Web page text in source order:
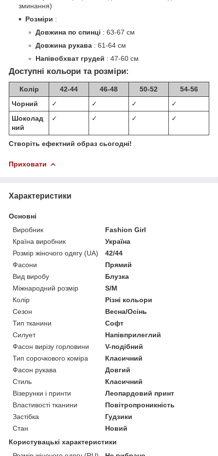
зминання)
Розміри :
Довжина по спинці : 63-67 см
Довжина рукава : 61-64 см
Напівобхват грудей : 47-60 см
Доступні кольори та розміри:
Колір 42-44 46-48 50-52
54-56
Чорний
✓ ✓ ✓
✓
Шоколад
ний
✓ ✓ ✓ ✓
Створіть ефектний образ сьогодні!
Приховати
Характеристики
Основні
Виробник
Fashion Girl
Країна виробник
Україна
Розмір жіночого одягу (UA)
42/44
Фасони
Прямий
Вид виробу
Блузка
Міжнародний розмір
S/M
Колір
Різні кольори
Сезон
Весна/Осінь
Тип тканини
Софт
Силует
Напівприлеглий
Фасон вирізу горловини
V-подібний
Тип сорочкового коміра
Класичний
Фасон рукава
Довгий
Стиль
Класичний
Візерунки і принти
Леопардовий принт
Властивості тканини
Повітропроникність
Застібка
Гудзики
Стан
Новий
Користувацькі характеристики